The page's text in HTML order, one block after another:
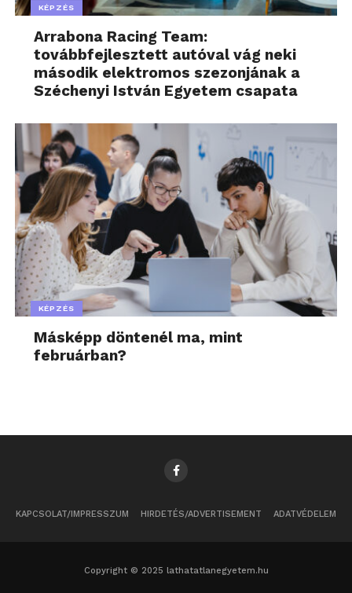
KÉPZÉS
Arrabona Racing Team:
továbbfejlesztett autóval vág neki
második elektromos szezonjának a
Széchenyi István Egyetem csapata
KÉPZÉS
Másképp döntenél ma, mint
februárban?
KAPCSOLAT/IMPRESSZUM HIRDETÉS/ADVERTISEMENT ADATVÉDELEM
Copyright © 2025 lathatatlanegyetem.hu